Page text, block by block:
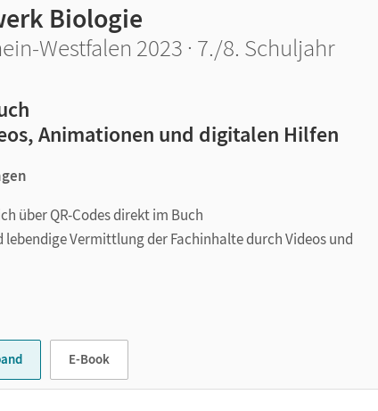
Biologie
Westfalen 2023 · 7./8. Schuljahr
Animationen und digitalen Hilfen
über QR-Codes direkt im Buch
Vermittlung der Fachinhalte durch Videos und
innen für die Naturwissenschaften!
E-Book